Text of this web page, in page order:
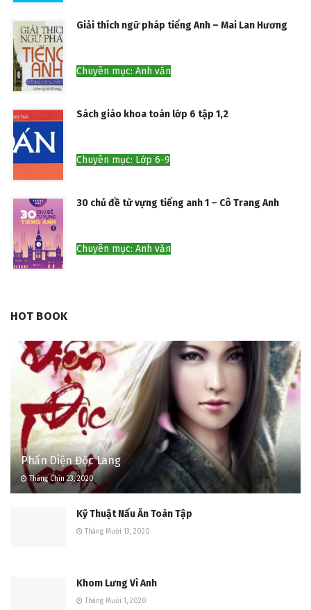
Giải thích ngữ pháp tiếng Anh – Mai Lan Hương
Chuyên mục: Anh văn
Sách giáo khoa toán lớp 6 tập 1,2
Chuyên mục: Lớp 6-9
30 chủ đề từ vựng tiếng anh 1 – Cô Trang Anh
Chuyên mục: Anh văn
HOT BOOK
Phấn Diện Độc Lang
Tháng Chín 23, 2020
Kỹ Thuật Nấu Ăn Toàn Tập
Tháng Mười 13, 2020
Khom Lưng Vì Anh
Tháng Mười 1, 2020